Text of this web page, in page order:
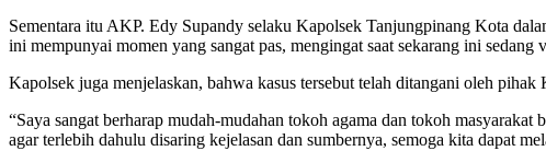
Sementara itu AKP. Edy Supandy selaku Kapolsek Tanjungpinang Kota
ini mempunyai momen yang sangat pas, mengingat saat sekarang ini
Kapolsek juga menjelaskan, bahwa kasus tersebut telah ditangani oleh
“Saya sangat berharap mudah-mudahan tokoh agama dan tokoh
agar terlebih dahulu disaring kejelasan dan sumbernya, semoga kita dapat